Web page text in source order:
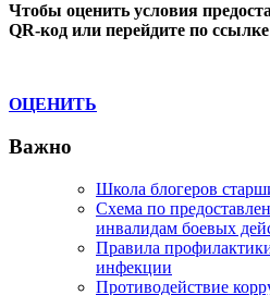
Чтобы оценить условия
QR-код или перейдите по
ОЦЕНИТЬ
Важно
Школа блогеров
Схема по
инвалидам боевых
Правила
инфекции
Противодействие